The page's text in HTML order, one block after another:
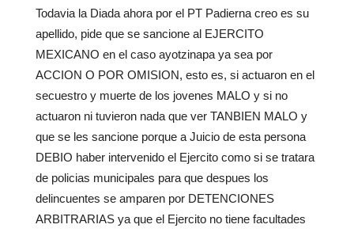
Todavia la Diada ahora por el PT Padierna creo es su
apellido, pide que se sancione al EJERCITO
MEXICANO en el caso ayotzinapa ya sea por
ACCION O POR OMISION, esto es, si actuaron en el
secuestro y muerte de los jovenes MALO y si no
actuaron ni tuvieron nada que ver TANBIEN MALO y
que se les sancione porque a Juicio de esta persona
DEBIO haber intervenido el Ejercito como si se tratara
de policias municipales para que despues los
delincuentes se amparen por DETENCIONES
ARBITRARIAS ya que el Ejercito no tiene facultades